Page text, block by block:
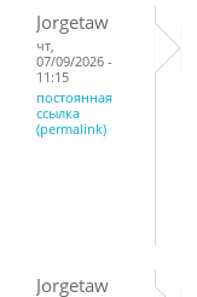
Jorgetaw
чт,
07/09/2026 -
11:15
постоянная
ссылка
(permalink)
Jorgetaw